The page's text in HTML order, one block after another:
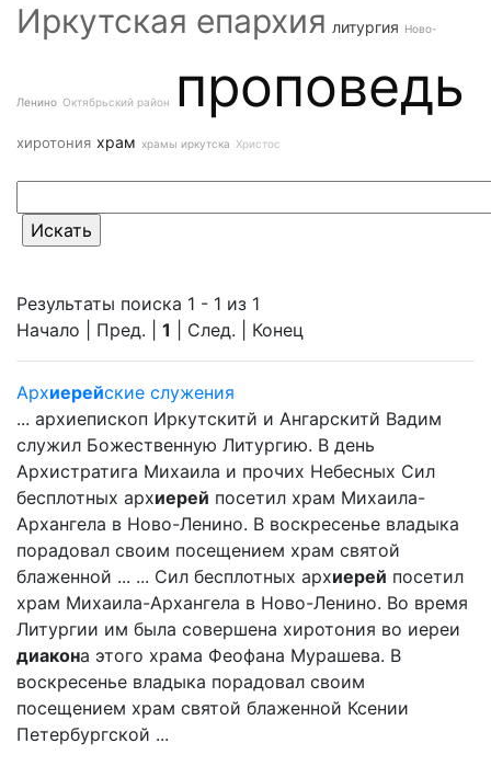
Иркутская епархия литургия Ново-
Ленино Октябрьский район проповедь
хиротония храм храмы иркутска Христос
Результаты поиска 1 - 1 из 1
Начало | Пред. | 1 | След. | Конец
Архиерейские служения
... архиепископ Иркутскитй и Ангарскитй Вадим
служил Божественную Литургию. В день
Архистратига Михаила и прочих Небесных Сил
бесплотных архиерей посетил храм Михаила-
Архангела в Ново-Ленино. В воскресенье владыка
порадовал своим посещением храм святой
блаженной ... ... Сил бесплотных архиерей посетил
храм Михаила-Архангела в Ново-Ленино. Во время
Литургии им была совершена хиротония во иереи
диакона этого храма Феофана Мурашева. В
воскресенье владыка порадовал своим
посещением храм святой блаженной Ксении
Петербургской ...